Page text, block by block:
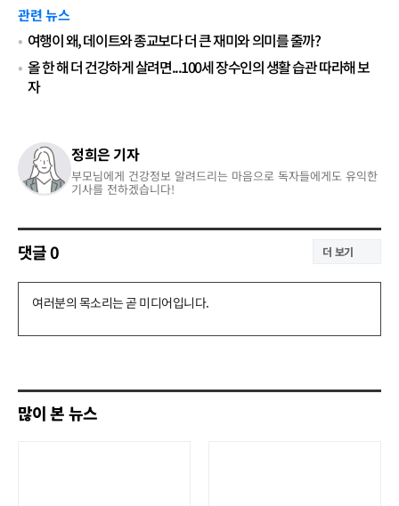
관련 뉴스
여행이 왜, 데이트와 종교보다 더 큰 재미와 의미를 줄까?
올 한 해 더 건강하게 살려면...100세 장수인의 생활 습관 따라해 보
자
정희은 기자
부모님에게 건강정보 알려드리는 마음으로 독자들에게도 유익한
기사를 전하겠습니다!
댓글0 더 보기
댓
기
많이 본 뉴스